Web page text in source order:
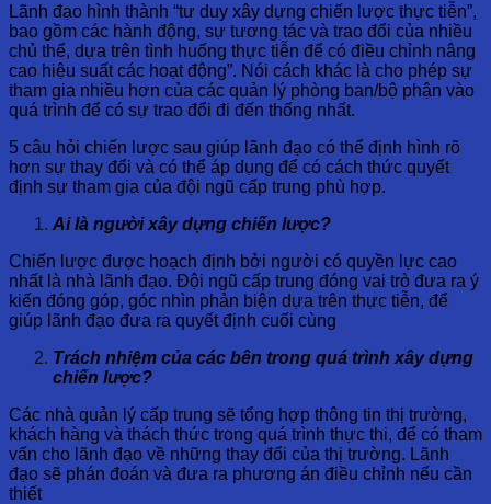
Lãnh đạo hình thành “tư duy xây dựng chiến lược thực tiễn”,
bao gồm các hành động, sự tương tác và trao đổi của nhiều
chủ thể, dựa trên tình huống thực tiễn để có điều chỉnh nâng
cao hiệu suất các hoạt động”. Nói cách khác là cho phép sự
tham gia nhiều hơn của các quản lý phòng ban/bộ phận vào
quá trình để có sự trao đổi đi đến thống nhất.
5 câu hỏi chiến lược sau giúp lãnh đạo có thể định hình rõ
hơn sự thay đổi và có thể áp dụng để có cách thức quyết
định sự tham gia của đội ngũ cấp trung phù hợp.
Ai là người xây dựng chiến lược?
Chiến lược được hoạch định bởi người có quyền lực cao
nhất là nhà lãnh đạo. Đội ngũ cấp trung đóng vai trò đưa ra ý
kiến đóng góp, góc nhìn phản biện dựa trên thực tiễn, để
giúp lãnh đạo đưa ra quyết định cuối cùng
Trách nhiệm của các bên trong quá trình xây dựng
chiến lược?
Các nhà quản lý cấp trung sẽ tổng hợp thông tin thị trường,
khách hàng và thách thức trong quá trình thực thi, để có tham
vấn cho lãnh đạo về những thay đổi của thị trường. Lãnh
đạo sẽ phán đoán và đưa ra phương án điều chỉnh nếu cần
thiết